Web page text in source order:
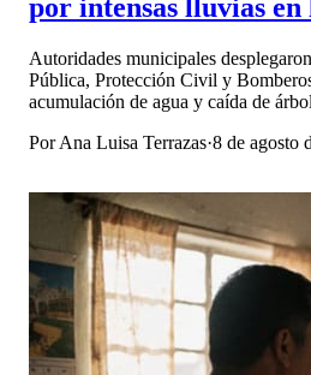
por intensas lluvias en
Autoridades municipales
Pública, Protección Civil y
acumulación de agua y caída de
PorAna Luisa Terrazas·8 de agosto